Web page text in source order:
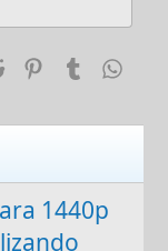
RedditPinterest
Tumblr
1440p